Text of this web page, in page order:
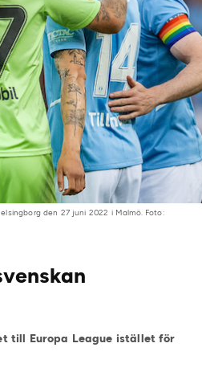
den 27 juni 2022 i Malmö. Foto:
till Europa League istället för